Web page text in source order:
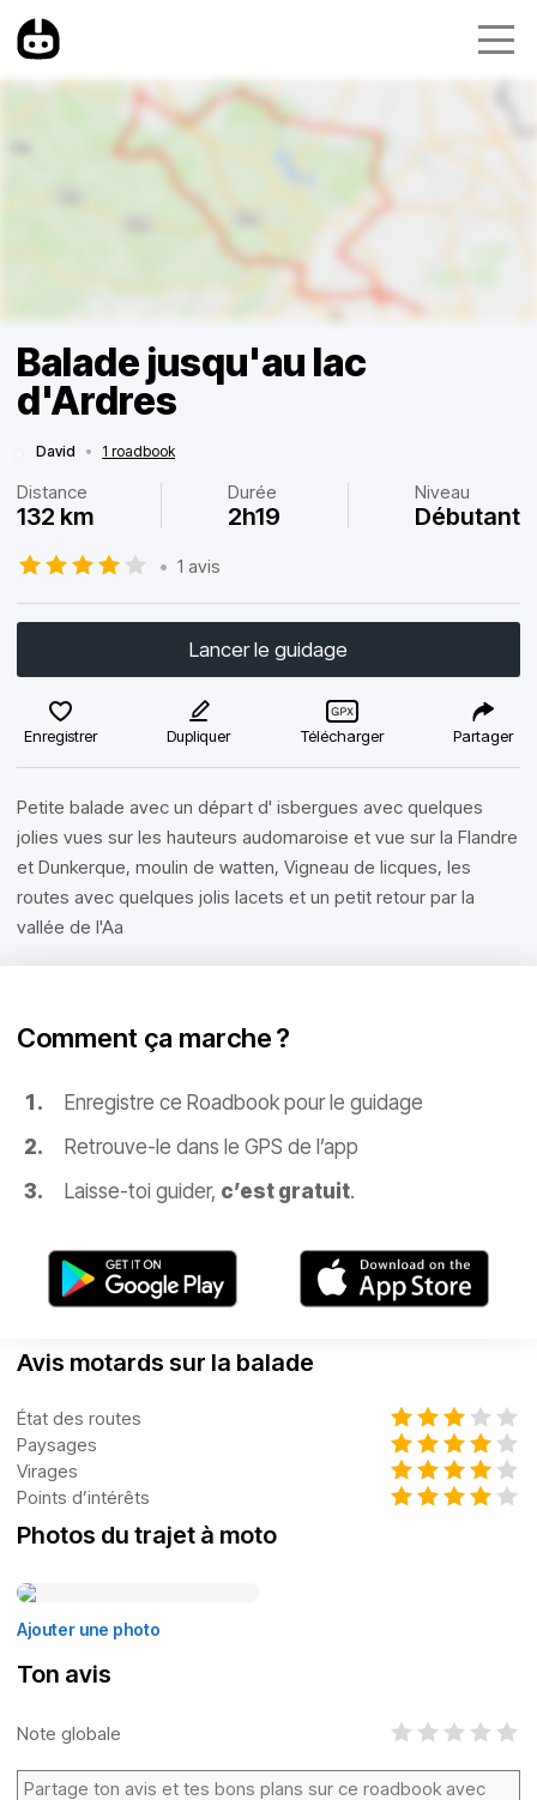
Balade jusqu'au lac
d'Ardres
David • 1 roadbook
Distance
132 km
Durée
2h19
Niveau
Débutant
• 1 avis
Lancer le guidage
Enregistrer Dupliquer Télécharger Partager
Petite balade avec un départ d' isbergues avec quelques
jolies vues sur les hauteurs audomaroise et vue sur la Flandre
et Dunkerque, moulin de watten, Vigneau de licques, les
routes avec quelques jolis lacets et un petit retour par la
vallée de l'Aa
Comment ça marche ?
Enregistre ce Roadbook pour le guidage
Retrouve-le dans le GPS de l’app
Laisse-toi guider, c’est gratuit.
Avis motards sur la balade
État des routes
Paysages
Virages
Points d’intérêts
Photos du trajet à moto
Ajouter une photo
Ton avis
Note globale